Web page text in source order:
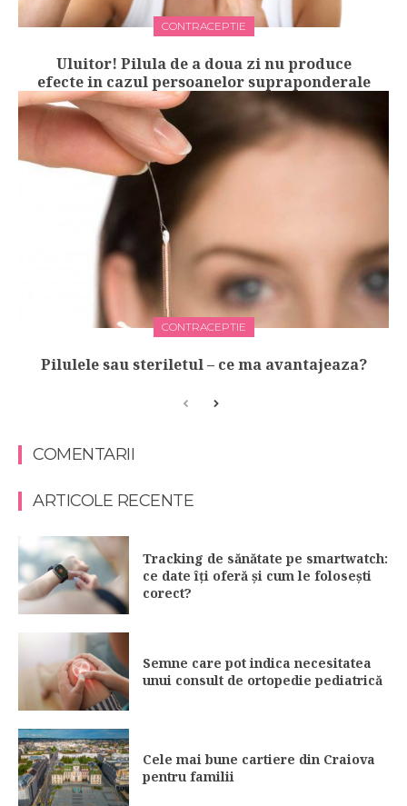
CONTRACEPTIE
Uluitor! Pilula de a doua zi nu produce
efecte in cazul persoanelor supraponderale
CONTRACEPTIE
Pilulele sau steriletul – ce ma avantajeaza?
COMENTARII
ARTICOLE RECENTE
Tracking de sănătate pe smartwatch:
ce date îți oferă și cum le folosești
corect?
Semne care pot indica necesitatea
unui consult de ortopedie pediatrică
Cele mai bune cartiere din Craiova
pentru familii